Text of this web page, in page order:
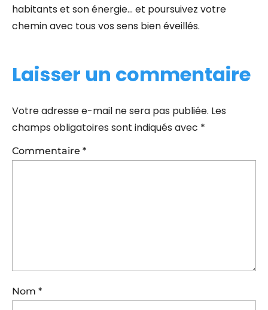
habitants et son énergie… et poursuivez votre
chemin avec tous vos sens bien éveillés.
Laisser un commentaire
Votre adresse e-mail ne sera pas publiée. Les
champs obligatoires sont indiqués avec *
Commentaire *
Nom *